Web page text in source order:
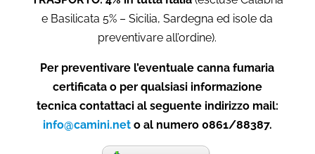
e Basilicata 5% – Sicilia, Sardegna ed isole da
preventivare all’ordine).
Per preventivare l’eventuale canna fumaria
certificata o per qualsiasi informazione
tecnica contattaci al seguente indirizzo mail:
info@camini.neto al numero 0861/88387.